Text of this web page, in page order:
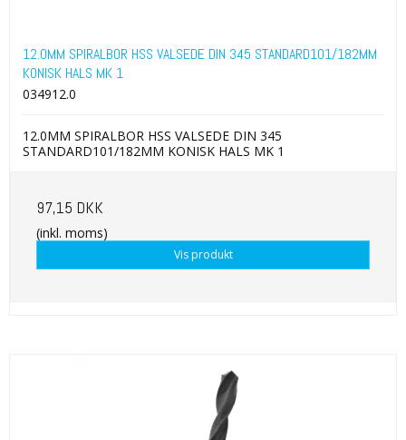
12.0MM SPIRALBOR HSS VALSEDE DIN 345 STANDARD101/182MM
KONISK HALS MK 1
034912.0
12.0MM SPIRALBOR HSS VALSEDE DIN 345
STANDARD101/182MM KONISK HALS MK 1
97,15 DKK
(inkl. moms)
Vis produkt